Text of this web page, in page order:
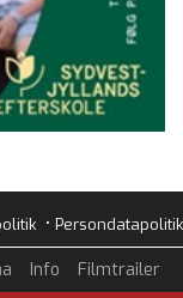
• Persondatapolitik
Info Filmtrailer